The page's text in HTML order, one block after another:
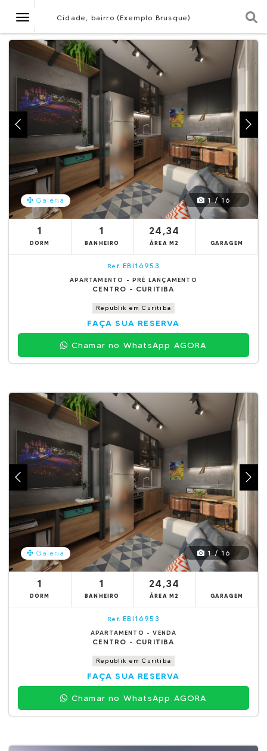
NavegaçãoCidade, bairro (Exemplo Brusque)
Galeria 1 / 16
1
DORM
1
BANHEIRO
24,34
ÁREA M2 GARAGEM
Ref. EBI16953
APARTAMENTO - PRÉ LANÇAMENTO
CENTRO - CURITIBA
Republik em Curitiba
FAÇA SUA RESERVA
Chamar no WhatsApp AGORA
Galeria 1 / 16
1
DORM
1
BANHEIRO
24,34
ÁREA M2 GARAGEM
Ref. EBI16953
APARTAMENTO - VENDA
CENTRO - CURITIBA
Republik em Curitiba
FAÇA SUA RESERVA
Chamar no WhatsApp AGORA